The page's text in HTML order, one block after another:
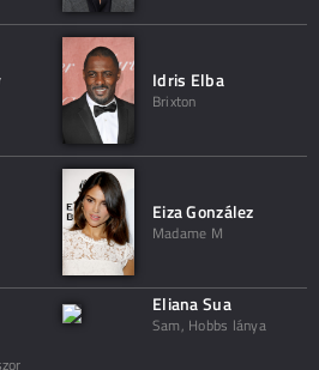
Idris Elba
Brixton
Eiza González
Madame M
Eliana Sua
Sam, Hobbs lánya